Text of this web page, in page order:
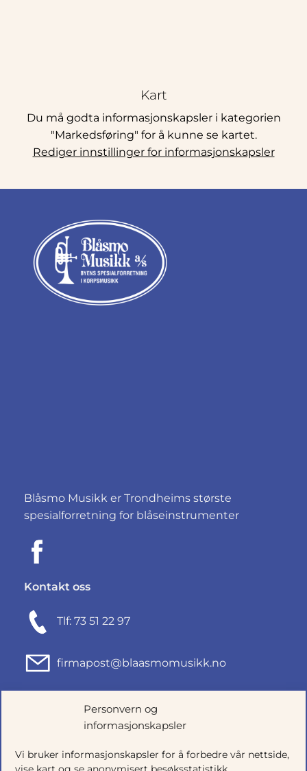
Personvern og
informasjonskapsler
Vi bruker informasjonskapsler for å forbedre vår nettside,
Kart
Du må godta informasjonskapsler i kategorien
"Markedsføring" for å kunne se kartet.
Rediger innstillinger for informasjonskapsler
Blåsmo Musikk er Trondheims største
spesialforretning for blåseinstrumenter
Kontakt oss
Tlf: 73 51 22 97
firmapost@blaasmomusikk.no
Fjordgata 46, 7010 TRONDHEIM